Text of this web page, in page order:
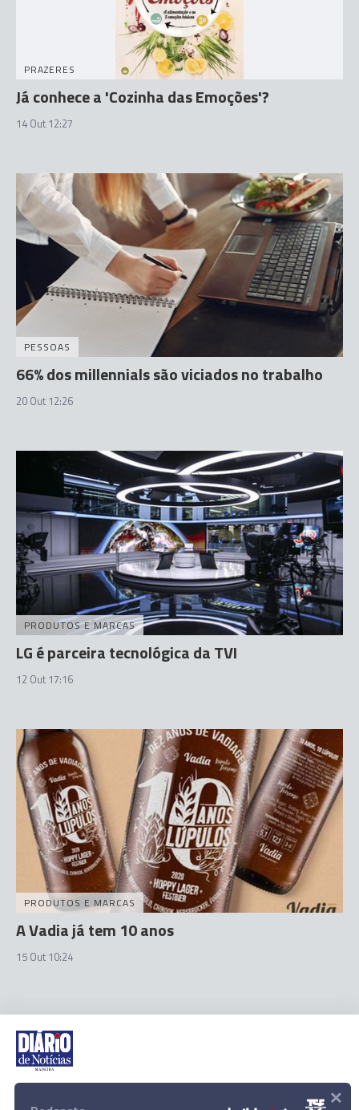
PRAZERES
Já conhece a 'Cozinha das Emoções'?
14 Out 12:27
PESSOAS
66% dos millennials são viciados no trabalho
20 Out 12:26
PRODUTOS E MARCAS
LG é parceira tecnológica da TVI
12 Out 17:16
PRODUTOS E MARCAS
A Vadia já tem 10 anos
15 Out 10:24
Rua Dr. Fernão de Ornelas, 56 - 3º
9054-514 Funchal, Portugal
×